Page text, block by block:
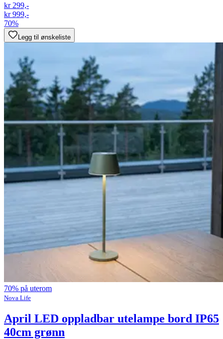
kr 299,-
kr 999,-
70%
Legg til ønskeliste
70% på uterom
Nova Life
April LED oppladbar utelampe bord IP65
40cm grønn